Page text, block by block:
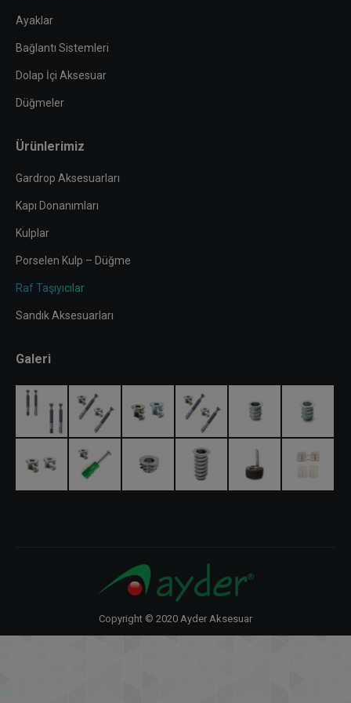
Ayaklar
Bağlantı Sistemleri
Dolap İçi Aksesuar
Düğmeler
Ürünlerimiz
Gardrop Aksesuarları
Kapı Donanımları
Kulplar
Porselen Kulp – Düğme
Raf Taşıyıcılar
Sandık Aksesuarları
Galeri
Copyright © 2020 Ayder Aksesuar